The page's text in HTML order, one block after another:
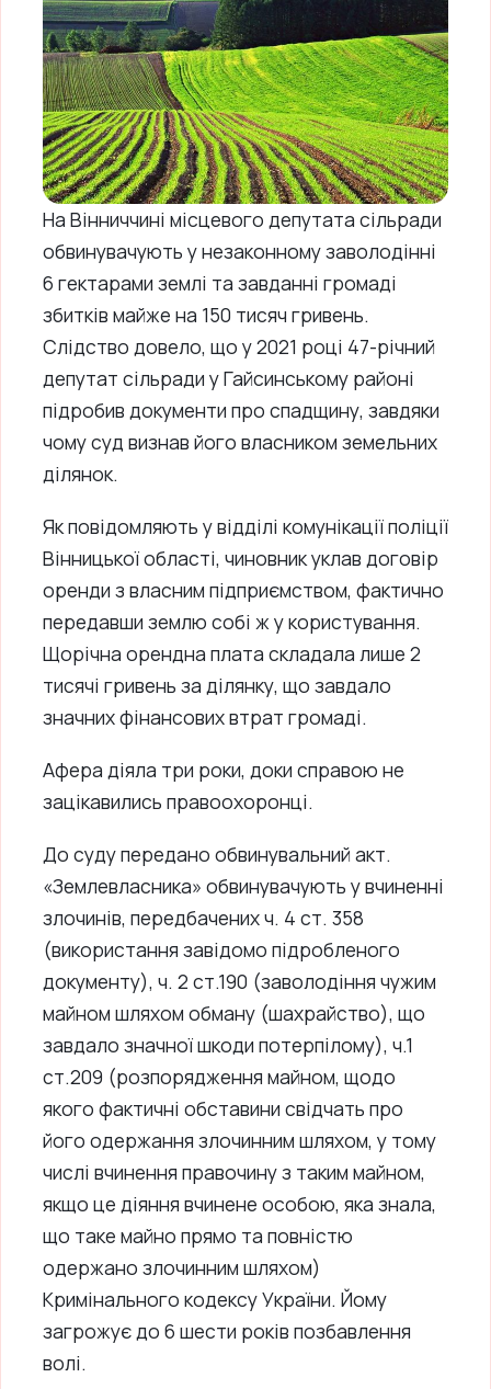
На Вінниччині місцевого депутата сільради
обвинувачують у незаконному заволодінні
6 гектарами землі та завданні громаді
збитків майже на 150 тисяч гривень.
Слідство довело, що у 2021 році 47-річний
депутат сільради у Гайсинському районі
підробив документи про спадщину, завдяки
чому суд визнав його власником земельних
ділянок.
Як повідомляють у відділі комунікації поліції
Вінницької області, чиновник уклав договір
оренди з власним підприємством, фактично
передавши землю собі ж у користування.
Щорічна орендна плата складала лише 2
тисячі гривень за ділянку, що завдало
значних фінансових втрат громаді.
Афера діяла три роки, доки справою не
зацікавились правоохоронці.
До суду передано обвинувальний акт.
«Землевласника» обвинувачують у вчиненні
злочинів, передбачених ч. 4 ст. 358
(використання завідомо підробленого
документу), ч. 2 ст.190 (заволодіння чужим
майном шляхом обману (шахрайство), що
завдало значної шкоди потерпілому), ч.1
ст.209 (розпорядження майном, щодо
якого фактичні обставини свідчать про
його одержання злочинним шляхом, у тому
числі вчинення правочину з таким майном,
якщо це діяння вчинене особою, яка знала,
що таке майно прямо та повністю
одержано злочинним шляхом)
Кримінального кодексу України. Йому
загрожує до 6 шести років позбавлення
волі.